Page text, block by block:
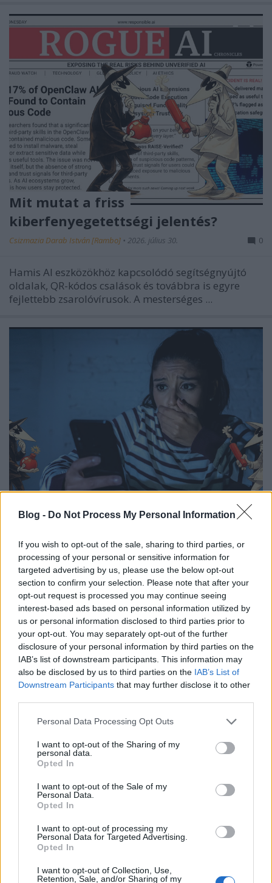
Blog - Do Not Process My Personal Information
If you wish to opt-out of the sale, sharing to third parties, or
processing of your personal or sensitive information for
targeted advertising by us, please use the below opt-out
section to confirm your selection. Please note that after your
opt-out request is processed you may continue seeing
interest-based ads based on personal information utilized by
us or personal information disclosed to third parties prior to
your opt-out. You may separately opt-out of the further
disclosure of your personal information by third parties on the
IAB’s list of downstream participants. This information may
also be disclosed by us to third parties on the IAB’s List of
Downstream Participants that may further disclose it to other
Please note that this website/app uses one or more Google
not limited to your visit or usage behaviour. You may click to
grant or deny consent to Google and its third-party tags to
use your data for below specified purposes in below Google
consent section.
Personal Data Processing Opt Outs
I want to opt-out of the Sharing of my
personal data.
Opted In
I want to opt-out of the Sale of my
Personal Data.
Opted In
I want to opt-out of processing my
Personal Data for Targeted Advertising.
Opted In
I want to opt-out of Collection, Use,
Retention, Sale, and/or Sharing of my
Mit mutat a friss
kiberfenyegetettségi jelentés?
Csizmazia Darab István [Rambo] • 2026. július 30. 0
Hamis AI eszközökhöz kapcsolódó segítségnyújtó
oldalak, QR-kódos csalások és továbbra is egyre
fejlettebb zsarolóvírusok. A mesterséges ...
Mellékhatások tekintetében...
A ransomware mellékhatásairól többször is
értekeztünk e helyütt,sőt egy külön tematikus
posztban össze is gyűjtöttük a legérdekesebbeket
Nyerni nem lehet, döntetlen elérni
nem lehet, a játékból kiszállni nem
lehet
Csizmazia Darab István [Rambo] • 2026. július 23.